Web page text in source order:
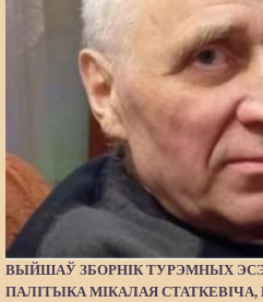
ВЫЙШАЎ ЗБОРНІК ТУРЭМНЫХ
ПАЛІТЫКА МІКАЛАЯ